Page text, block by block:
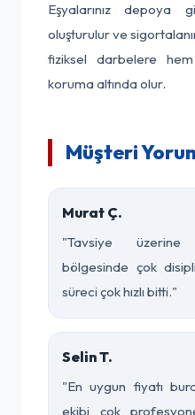
Eşyalarınız depoya
oluşturulur ve
fiziksel darbelere
koruma altında olur.
Müşteri
Murat Ç.
"Tavsiye üzerine
bölgesinde çok
süreci çok hızlı bitti."
Selin T.
"En uygun fiyatı
ekibi çok